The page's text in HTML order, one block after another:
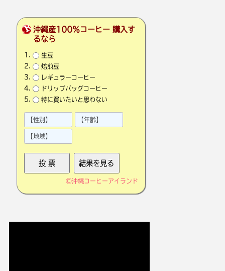
沖縄産100％コーヒー 購入す
るなら
生豆
焙煎豆
レギュラーコーヒー
ドリップバッグコーヒー
特に買いたいと思わない
©沖縄コーヒーアイランド